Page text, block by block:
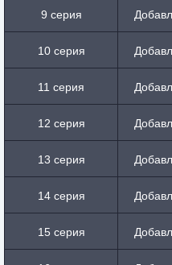
9 серия
10 серия
11 серия
12 серия
13 серия
14 серия
15 серия